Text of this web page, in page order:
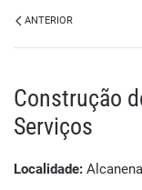
ANTERIOR
Construção
Serviços
Localidade: